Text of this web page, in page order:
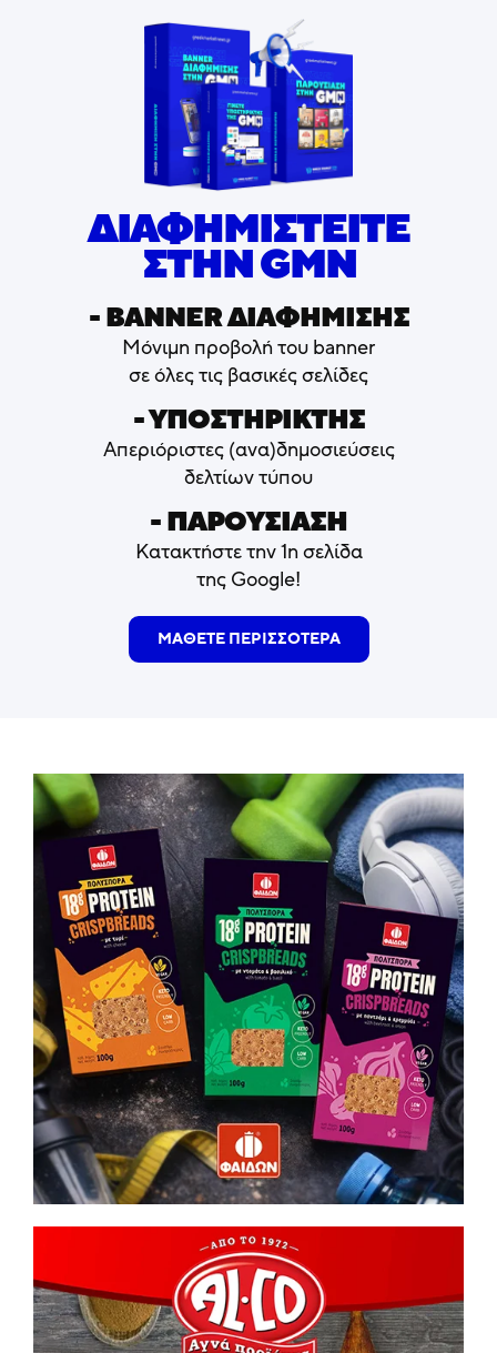
ΔΙΑΦΗΜΙΣΤΕΙΤΕ
ΣΤΗΝ GMN
- ΒΑNNER ΔΙΑΦΗΜΙΣΗΣ
Μόνιμη προβολή του banner
σε όλες τις βασικές σελίδες
- ΥΠΟΣΤΗΡΙΚΤΗΣ
Απεριόριστες (ανα)δημοσιεύσεις
δελτίων τύπου
- ΠΑΡΟΥΣΙΑΣΗ
Κατακτήστε την 1η σελίδα
της Google!
ΜΑΘΕΤΕ ΠΕΡΙΣΣΟΤΕΡΑ